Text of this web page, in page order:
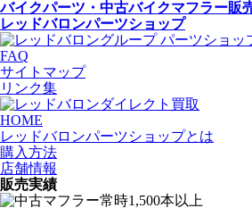
バイクパーツ・中古バイクマフラー販
レッドバロンパーツショップ
FAQ
サイトマップ
リンク集
HOME
レッドバロンパーツショップとは
購入方法
店舗情報
販売実績